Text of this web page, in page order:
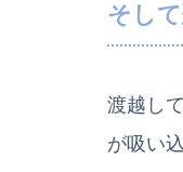
そし
渡越し
が吸い